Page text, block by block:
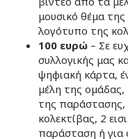
μουσικό θέμα
λογότυπο της
100 ευρώ – Σε
συλλογικής μας
ψηφιακή κάρτα,
μέλη της
της παράστασης,
κολεκτίβας, 2
παράσταση ή